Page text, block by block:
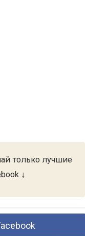
только лучшие
↓